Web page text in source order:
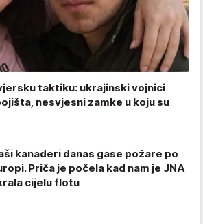
taktiku: ukrajinski vojnici
nesvjesni zamke u koju su
kanaderi danas gase požare po
Priča je počela kad nam je JNA
cijelu flotu